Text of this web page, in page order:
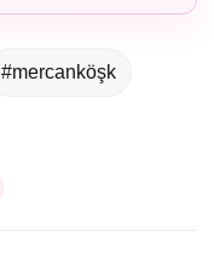
#mercanköşk